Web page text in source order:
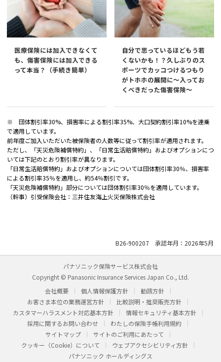
医療保険には加入できなくて
も、傷害保険には加入できる
って本当？（手続き簡単）
自分で思っているほどもう若
くないかも！？久しぶりのス
ポーツでカッコつけるつもり
がトホホの展開に～入ってお
くべきだった傷害保険～
※ 団体割引率30%、損害率による割引率35%、大口契約割引率10%を連乗
で適用しています。
前年度ご加入いただいた被保険者の人数等に従って割引率が適用されます。
ただし、「天災危険補償特約」、「日常生活賠償特約」およびオプションにつ
いては下記のとおり割引率が異なります。
「日常生活賠償特約」およびオプションについては団体割引率30％、損害率
による割引率35％を適用し、約54％割引です。
「天災危険補償特約」部分については団体割引率30％を適用しています。
（幹事）引受保険会社：三井住友海上火災保険株式会社
B26-900207 承認年月：2026年5月
パナソニック保険サービス株式会社
Copyright © Panasonic Insurance Services Japan Co., Ltd.
会社概要
個人情報保護方針
勧誘方針
お客さま本位の業務運営方針
比較説明・推奨販売方針
カスタマーハラスメント対応基本方針
情報セキュリティ基本方針
採用に関するお問い合わせ
わたしの保険手帳利用規約
サイトマップ
サイトのご利用にあたって
クッキー（Cookie）について
ウェブアクセシビリティ方針
パナソニック ホールディングス